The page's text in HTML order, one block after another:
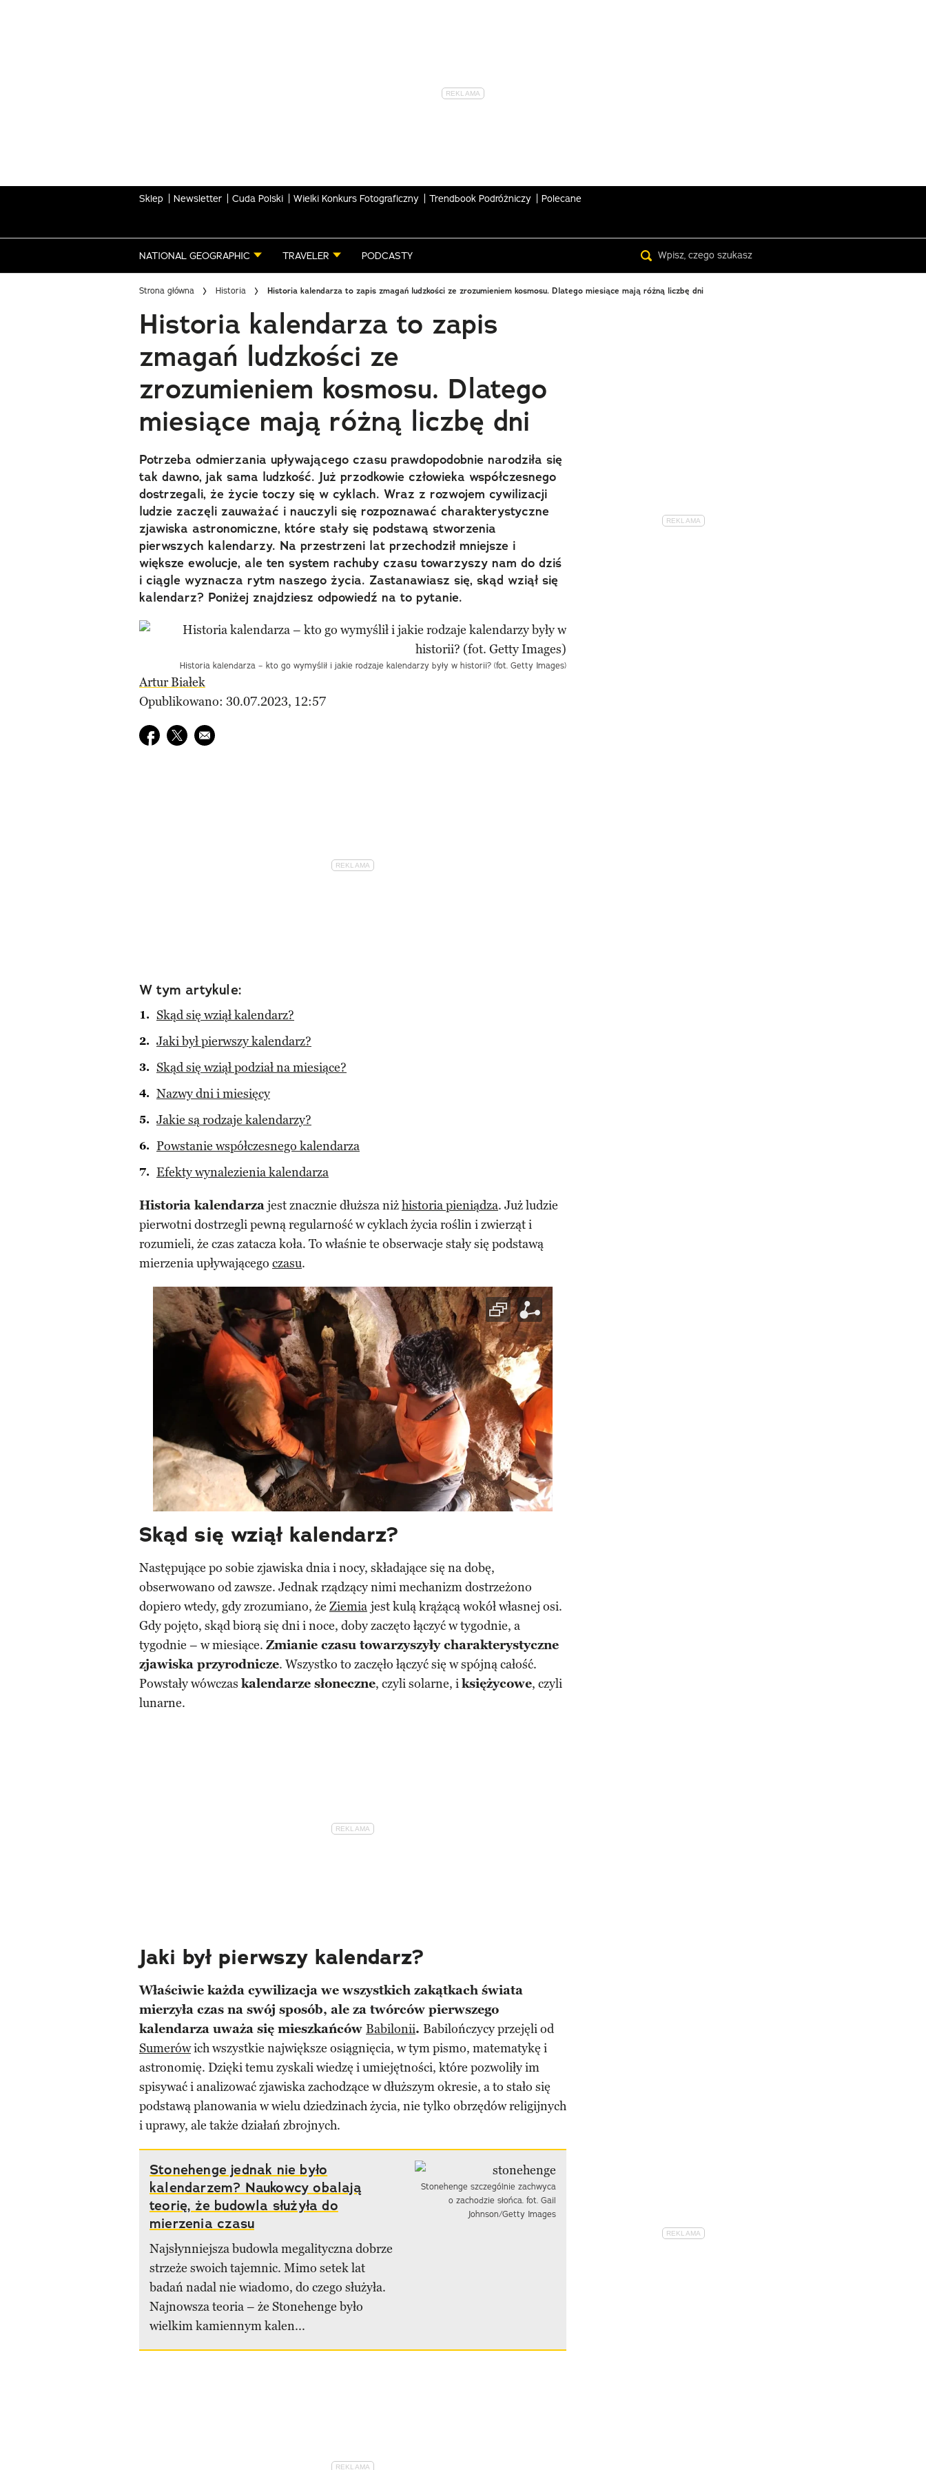
Sklep Newsletter Cuda Polski Wielki Konkurs Fotograficzny Trendbook Podróżniczy Polecane
NATIONAL GEOGRAPHIC TRAVELER PODCASTY
Strona główna Historia Historia kalendarza to zapis zmagań ludzkości ze zrozumieniem kosmosu. Dlatego miesiące mają różną liczbę dni
Historia kalendarza to zapis
zmagań ludzkości ze
zrozumieniem kosmosu. Dlatego
miesiące mają różną liczbę dni
Potrzeba odmierzania upływającego czasu prawdopodobnie narodziła się
tak dawno, jak sama ludzkość. Już przodkowie człowieka współczesnego
dostrzegali, że życie toczy się w cyklach. Wraz z rozwojem cywilizacji
ludzie zaczęli zauważać i nauczyli się rozpoznawać charakterystyczne
zjawiska astronomiczne, które stały się podstawą stworzenia
pierwszych kalendarzy. Na przestrzeni lat przechodził mniejsze i
większe ewolucje, ale ten system rachuby czasu towarzyszy nam do dziś
i ciągle wyznacza rytm naszego życia. Zastanawiasz się, skąd wziął się
kalendarz? Poniżej znajdziesz odpowiedź na to pytanie.
Historia kalendarza – kto go wymyślił i jakie rodzaje kalendarzy były w historii? (fot. Getty Images)
Artur Białek
Opublikowano: 30.07.2023, 12:57
Udostępnij na facebook
Udostępnij na twitter
E-mail do przyjaciela
W tym artykule:
Skąd się wziął kalendarz?
Jaki był pierwszy kalendarz?
Skąd się wziął podział na miesiące?
Nazwy dni i miesięcy
Jakie są rodzaje kalendarzy?
Powstanie współczesnego kalendarza
Efekty wynalezienia kalendarza
Historia kalendarzajest znacznie dłuższa niżhistoria pieniądza. Już ludzie
pierwotni dostrzegli pewną regularność w cyklach życia roślin i zwierząt i
rozumieli, że czas zatacza koła. To właśnie te obserwacje stały się podstawą
mierzenia upływającego czasu.
Skąd się wziął kalendarz?
Następujące po sobie zjawiska dnia i nocy, składające się na dobę,
obserwowano od zawsze. Jednak rządzący nimi mechanizm dostrzeżono
dopiero wtedy, gdy zrozumiano, że Ziemia jest kulą krążącą wokół własnej osi.
Gdy pojęto, skąd biorą się dni i noce, doby zaczęto łączyć w tygodnie, a
tygodnie – w miesiące. Zmianie czasu towarzyszyły charakterystyczne
zjawiska przyrodnicze. Wszystko to zaczęło łączyć się w spójną całość.
Powstały wówczas kalendarze słoneczne, czyli solarne, iksiężycowe, czyli
lunarne.
Jaki był pierwszy kalendarz?
Właściwie każda cywilizacja we wszystkich zakątkach świata
mierzyła czas na swój sposób, ale za twórców pierwszego
kalendarza uważa się mieszkańców Babilonii. Babilończycy przejęli od
Sumerówich wszystkie największe osiągnięcia, w tym pismo, matematykę i
astronomię. Dzięki temu zyskali wiedzę i umiejętności, które pozwoliły im
spisywać i analizować zjawiska zachodzące w dłuższym okresie, a to stało się
podstawą planowania w wielu dziedzinach życia, nie tylko obrzędów religijnych
i uprawy, ale także działań zbrojnych.
Stonehenge jednak nie było
kalendarzem? Naukowcy obalają
teorię, że budowla służyła do
mierzenia czasu
Najsłynniejsza budowla megalityczna dobrze
strzeże swoich tajemnic. Mimo setek lat
badań nadal nie wiadomo, do czego służyła.
Najnowsza teoria – że Stonehenge było
wielkim kamiennym kalen...
Stonehenge szczególnie zachwyca
o zachodzie słońca. fot. Gail
Johnson/Getty Images